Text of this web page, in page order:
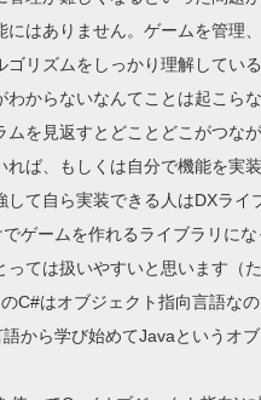
にはありません。ゲームを管理
ゴリズムをしっかり理解してい
わからないなんてことは起こら
ムを見返すとどことどこがつな
れば、もしくは自分で機能を実
して自ら実装できる人はDXライ
ゲームを作れるライブラリに
っては扱いやすいと思います（
C#はオブジェクト指向言語な
から学び始めてJavaというオ